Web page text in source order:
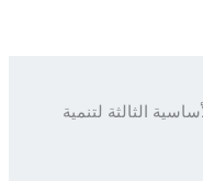
لتنمية